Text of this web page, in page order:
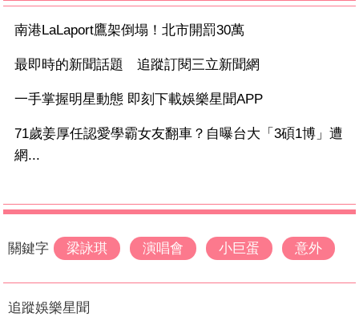
南港LaLaport鷹架倒塌！北市開罰30萬
最即時的新聞話題 追蹤訂閱三立新聞網
一手掌握明星動態 即刻下載娛樂星聞APP
71歲姜厚任認愛學霸女友翻車？自曝台大「3碩1博」遭
網...
關鍵字 梁詠琪 演唱會 小巨蛋 意外
追蹤娛樂星聞